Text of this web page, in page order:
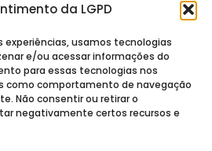
da LGPD
experiências, usamos tecnologias
e/ou acessar informações do
para essas tecnologias nos
como comportamento de navegação
Não consentir ou retirar o
negativamente certos recursos e